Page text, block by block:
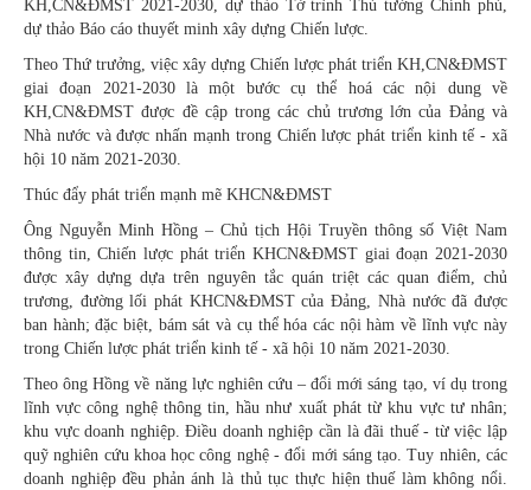
KH,CN&ĐMST 2021-2030, dự thảo Tờ trình Thủ tướng Chính phủ,
dự thảo Báo cáo thuyết minh xây dựng Chiến lược.
Theo Thứ trưởng, việc xây dựng Chiến lược phát triển KH,CN&ĐMST
giai đoạn 2021-2030 là một bước cụ thể hoá các nội dung về
KH,CN&ĐMST được đề cập trong các chủ trương lớn của Đảng và
Nhà nước và được nhấn mạnh trong Chiến lược phát triển kinh tế - xã
hội 10 năm 2021-2030.
Thúc đẩy phát triển mạnh mẽ KHCN&ĐMST
Ông Nguyễn Minh Hồng – Chủ tịch Hội Truyền thông số Việt Nam
thông tin, Chiến lược phát triển KHCN&ĐMST giai đoạn 2021-2030
được xây dựng dựa trên nguyên tắc quán triệt các quan điểm, chủ
trương, đường lối phát KHCN&ĐMST của Đảng, Nhà nước đã được
ban hành; đặc biệt, bám sát và cụ thể hóa các nội hàm về lĩnh vực này
trong Chiến lược phát triển kinh tế - xã hội 10 năm 2021-2030.
Theo ông Hồng về năng lực nghiên cứu – đổi mới sáng tạo, ví dụ trong
lĩnh vực công nghệ thông tin, hầu như xuất phát từ khu vực tư nhân;
khu vực doanh nghiệp. Điều doanh nghiệp cần là đãi thuế - từ việc lập
quỹ nghiên cứu khoa học công nghệ - đổi mới sáng tạo. Tuy nhiên, các
doanh nghiệp đều phản ánh là thủ tục thực hiện thuế làm không nổi.